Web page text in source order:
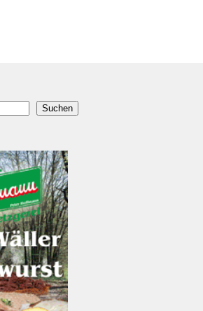
Suchen